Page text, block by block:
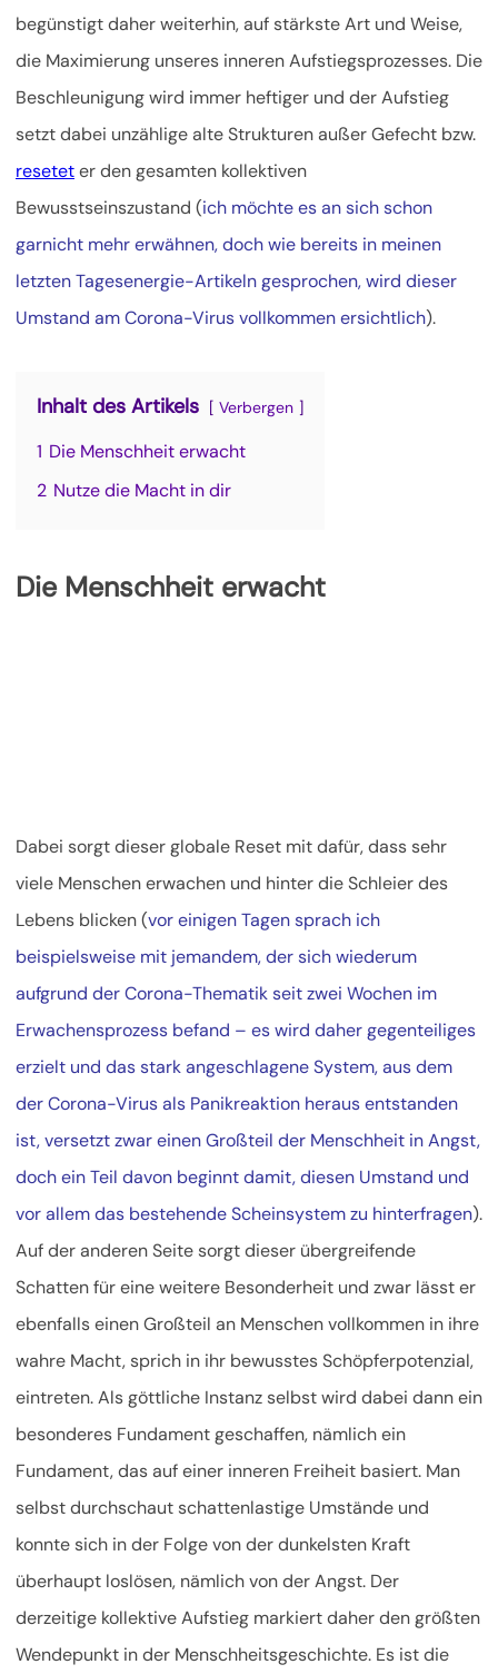
begünstigt daher weiterhin, auf stärkste Art und Weise,
die Maximierung unseres inneren Aufstiegsprozesses. Die
Beschleunigung wird immer heftiger und der Aufstieg
setzt dabei unzählige alte Strukturen außer Gefecht bzw.
reseteter den gesamten kollektiven
Bewusstseinszustand (ich möchte es an sich schon
garnicht mehr erwähnen, doch wie bereits in meinen
letzten Tagesenergie-Artikeln gesprochen, wird dieser
Umstand am Corona-Virus vollkommen ersichtlich).
Inhalt des Artikels Verbergen
1 Die Menschheit erwacht
2 Nutze die Macht in dir
Die Menschheit erwacht
Dabei sorgt dieser globale Reset mit dafür, dass sehr
viele Menschen erwachen und hinter die Schleier des
Lebens blicken (vor einigen Tagen sprach ich
beispielsweise mit jemandem, der sich wiederum
aufgrund der Corona-Thematik seit zwei Wochen im
Erwachensprozess befand – es wird daher gegenteiliges
erzielt und das stark angeschlagene System, aus dem
der Corona-Virus als Panikreaktion heraus entstanden
ist, versetzt zwar einen Großteil der Menschheit in Angst,
doch ein Teil davon beginnt damit, diesen Umstand und
vor allem das bestehende Scheinsystem zu hinterfragen).
Auf der anderen Seite sorgt dieser übergreifende
Schatten für eine weitere Besonderheit und zwar lässt er
ebenfalls einen Großteil an Menschen vollkommen in ihre
wahre Macht, sprich in ihr bewusstes Schöpferpotenzial,
eintreten. Als göttliche Instanz selbst wird dabei dann ein
besonderes Fundament geschaffen, nämlich ein
Fundament, das auf einer inneren Freiheit basiert. Man
selbst durchschaut schattenlastige Umstände und
konnte sich in der Folge von der dunkelsten Kraft
überhaupt loslösen, nämlich von der Angst. Der
derzeitige kollektive Aufstieg markiert daher den größten
Wendepunkt in der Menschheitsgeschichte. Es ist die